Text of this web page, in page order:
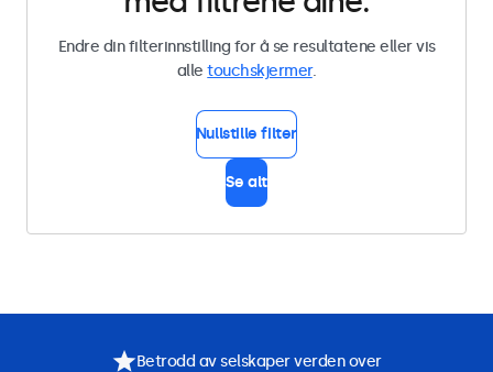
Endre din filterinnstilling for å se resultatene eller vis
alletouchskjermer.
Nullstille filter
Se alt
Betrodd av selskaper verden over